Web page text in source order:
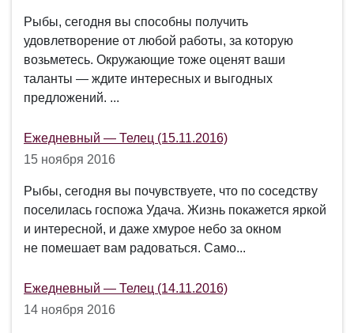
Рыбы, сегодня вы способны получить
удовлетворение от любой работы, за которую
возьметесь. Окружающие тоже оценят ваши
таланты — ждите интересных и выгодных
предложений. ...
Ежедневный — Телец (15.11.2016)
15 ноября 2016
Рыбы, сегодня вы почувствуете, что по соседству
поселилась госпожа Удача. Жизнь покажется яркой
и интересной, и даже хмурое небо за окном
не помешает вам радоваться. Само...
Ежедневный — Телец (14.11.2016)
14 ноября 2016